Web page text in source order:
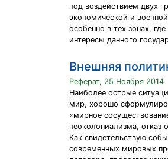
под воздействием двух
экономической и
особенно в тех зонах,
интересы данного
Внешняя
Реферат, 25 Ноября 2014
Наиболее острые
мир, хорошо
«мирное
неоколониализма, отказ
Как свидетельствую
современных мировых